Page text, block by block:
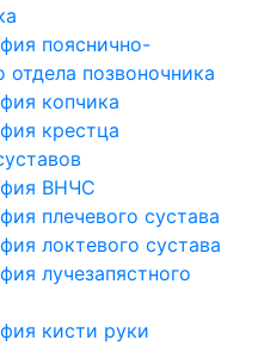
пояснично-
отдела позвоночника
копчика
крестца
ВНЧС
плечевого сустава
локтевого сустава
лучезапястного
кисти руки